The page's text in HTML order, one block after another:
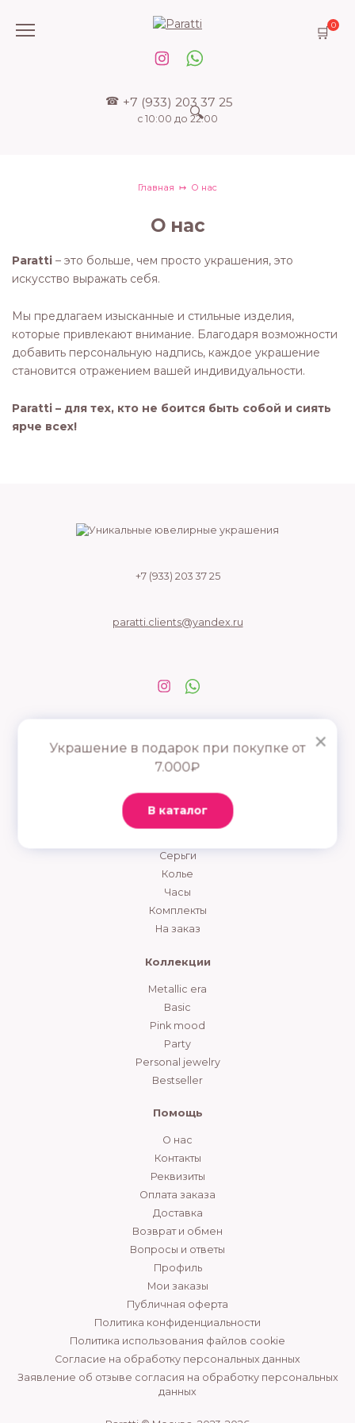
содержанию
+7 (933) 203 37 25
с 10:00 до 22:00
0
Главная О нас
О нас
Paratti – это больше, чем просто украшения, это
искусство выражать себя.
Мы предлагаем изысканные и стильные изделия,
которые привлекают внимание. Благодаря возможности
добавить персональную надпись, каждое украшение
становится отражением вашей индивидуальности.
Paratti – для тех, кто не боится быть собой и сиять
ярче всех!
+7 (933) 203 37 25
paratti.clients@yandex.ru
Каталог
Серьги
Колье
Часы
Комплекты
На заказ
Коллекции
Metallic era
Basic
Pink mood
Party
Personal jewelry
Bestseller
Помощь
О нас
Контакты
Реквизиты
Оплата заказа
Доставка
Возврат и обмен
Вопросы и ответы
Профиль
Мои заказы
Публичная оферта
Политика конфиденциальности
Политика использования файлов cookie
Согласие на обработку персональных данных
Заявление об отзыве согласия на обработку персональных
данных
×
Украшение в подарок при покупке от
7.000₽
В каталог